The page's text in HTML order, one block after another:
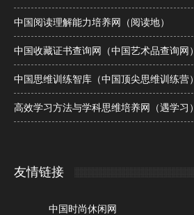
中国阅读理解能力培养网（阅读地）
中国收藏证书查询网（中国艺术品查询网）
中国思维训练智库（中国顶尖思维训练营）
高效学习方法与学科思维培养网（遇学习）
友情链接
中国时尚休闲网